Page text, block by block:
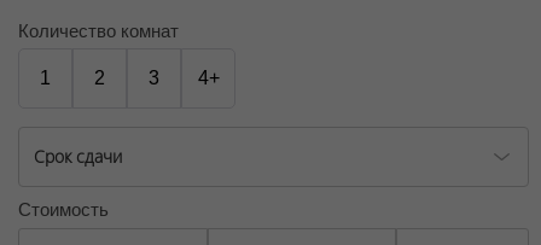
Количество комнат
1 2 3 4+
Срок сдачи
Стоимость